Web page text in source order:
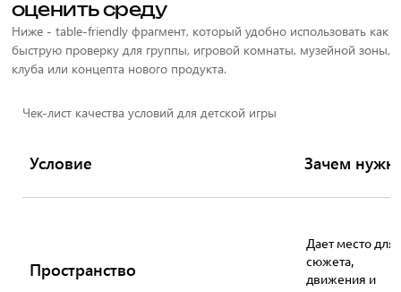
оценить среду
Ниже - table-friendly фрагмент, который удобно использовать как
быструю проверку для группы, игровой комнаты, музейной зоны,
клуба или концепта нового продукта.
Чек-лист качества условий для детской игры
Условие Зачем
Пространство
Дает место для
сюжета,
движения и